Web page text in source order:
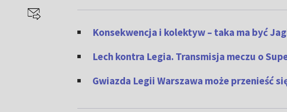
Konsekwencja i kolektyw – taka ma być
Lech kontra Legia. Transmisja meczu o
Gwiazda Legii Warszawa może przenieść